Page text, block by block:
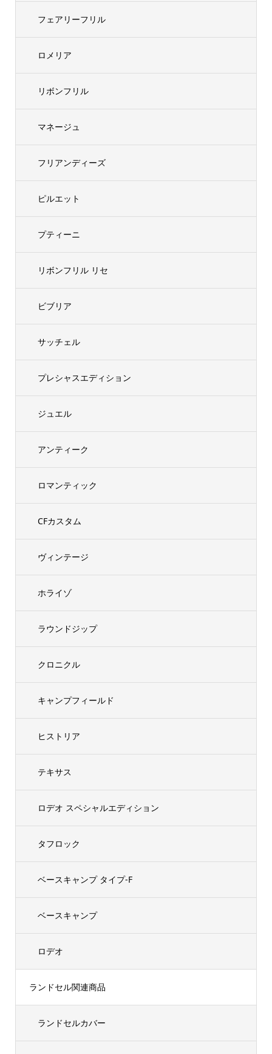
フェアリーフリル
ロメリア
リボンフリル
マネージュ
フリアンディーズ
ピルエット
プティーニ
リボンフリル リセ
ビブリア
サッチェル
プレシャスエディション
ジュエル
アンティーク
ロマンティック
CFカスタム
ヴィンテージ
ホライゾ
ラウンドジップ
クロニクル
キャンプフィールド
ヒストリア
テキサス
ロデオ スペシャルエディション
タフロック
ベースキャンプ タイプ-F
ベースキャンプ
ロデオ
ランドセル関連商品
ランドセルカバー